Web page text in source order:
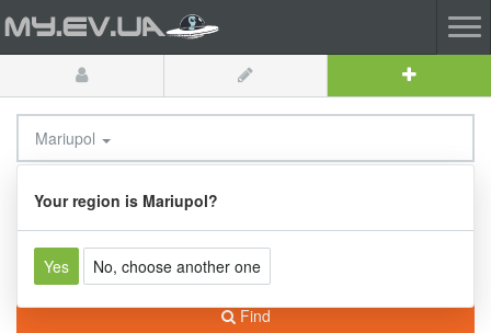
Mariupol
Your region is Mariupol?
Yes No, choose another one
All categories
Find